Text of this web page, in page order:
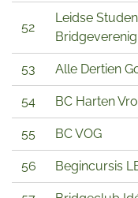
52
Leidse
53 Alle Dertien
54 BC Harten
55 BC VOG
56 Begincursis